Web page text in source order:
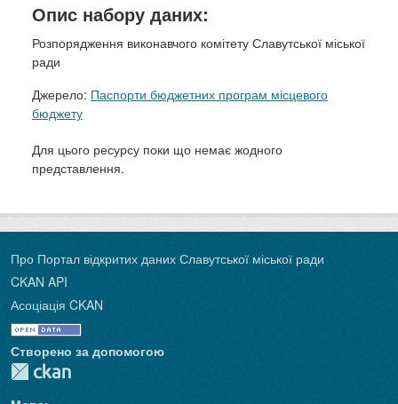
Опис набору даних:
Розпорядження виконавчого комітету Славутської міської
ради
Джерело: Паспорти бюджетних програм місцевого
бюджету
Для цього ресурсу поки що немає жодного
представлення.
Про Портал відкритих даних Славутської міської ради
CKAN API
Асоціація CKAN
Створено за допомогою